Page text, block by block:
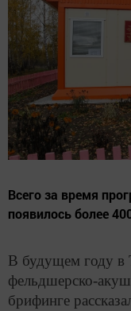
Всего за время
появилось более
В будущем году в
фельдшерско-
брифинге